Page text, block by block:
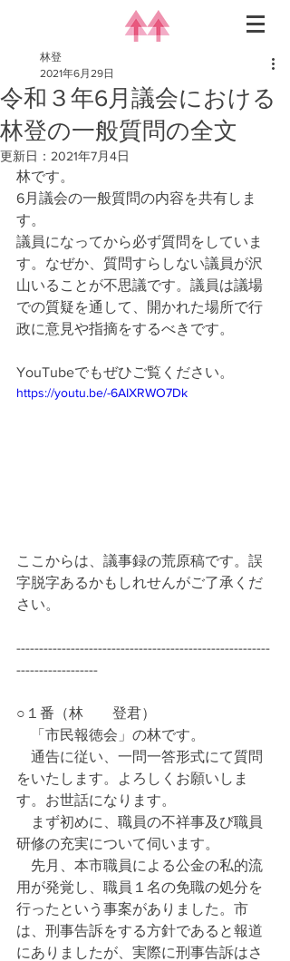
令和３年6月議会における
林登の一般質問の全文
林登
2021年6月29日
更新日： 2021年7月4日
林です。
6月議会の一般質問の内容を共有しま
す。
議員になってから必ず質問をしていま
す。なぜか、質問すらしない議員が沢
山いることが不思議です。議員は議場
での質疑を通して、開かれた場所で行
政に意見や指摘をするべきです。
YouTubeでもぜひご覧ください。
https://youtu.be/-6AIXRWO7Dk
ここからは、議事録の荒原稿です。誤
字脱字あるかもしれせんがご了承くだ
さい。
--------------------------------------------------------
------------------
○１番（林　　登君）
「市民報徳会」の林です。
通告に従い、一問一答形式にて質問
をいたします。よろしくお願いしま
す。お世話になります。
まず初めに、職員の不祥事及び職員
研修の充実について伺います。
先月、本市職員による公金の私的流
用が発覚し、職員１名の免職の処分を
行ったという事案がありました。市
は、刑事告訴をする方針であると報道
にありましたが、実際に刑事告訴はさ